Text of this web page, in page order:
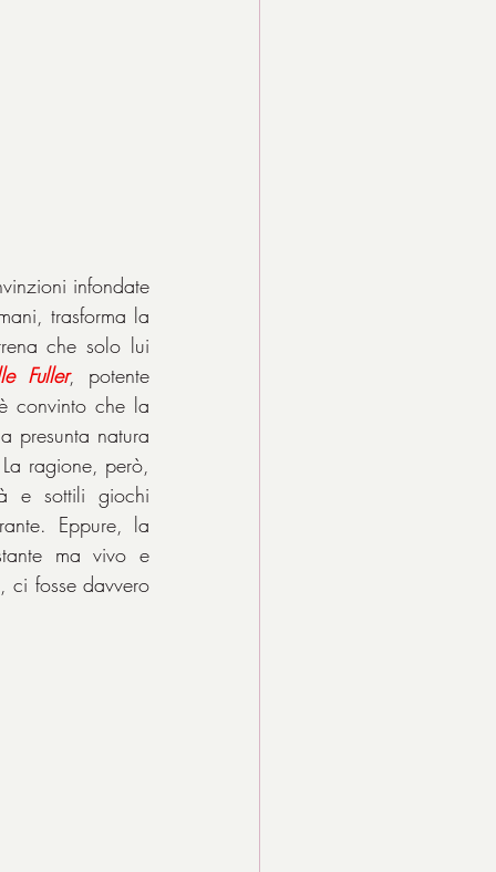
infondate
trasforma la
che solo lui
Fuller, potente
convinto che la
presunta natura
ragione, però,
e sottili giochi
Eppure, la
ma vivo e
ci fosse davvero